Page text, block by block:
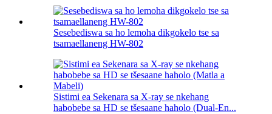
Sesebediswa sa ho lemoha dikgokelo tse sa
tsamaellaneng HW-802
Sistimi ea Sekenara sa X-ray se nkehang
habobebe sa HD se tšesaane haholo (Dual-En...